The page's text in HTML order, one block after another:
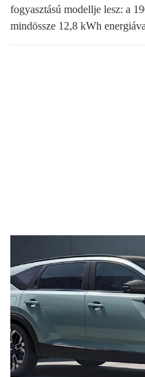
fogyasztású modellje lesz: a
mindössze 12,8 kWh